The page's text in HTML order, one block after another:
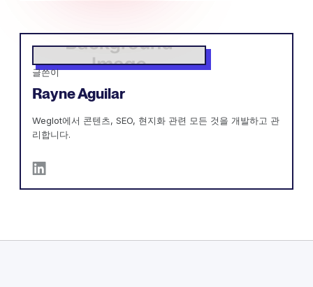
글쓴이
Rayne Aguilar
Weglot에서 콘텐츠, SEO, 현지화 관련 모든 것을 개발하고 관
리합니다.